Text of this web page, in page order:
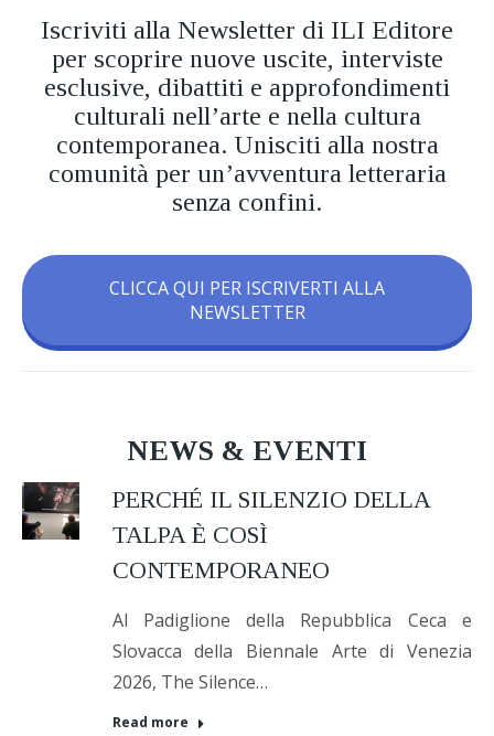
Iscriviti alla Newsletter di ILI Editore
per scoprire nuove uscite, interviste
esclusive, dibattiti e approfondimenti
culturali nell’arte e nella cultura
contemporanea. Unisciti alla nostra
comunità per un’avventura letteraria
senza confini.
CLICCA QUI PER ISCRIVERTI ALLA
NEWSLETTER
NEWS & EVENTI
PERCHÉ IL SILENZIO DELLA
TALPA È COSÌ
CONTEMPORANEO
Al Padiglione della Repubblica Ceca e
Slovacca della Biennale Arte di Venezia
2026, The Silence…
Read more